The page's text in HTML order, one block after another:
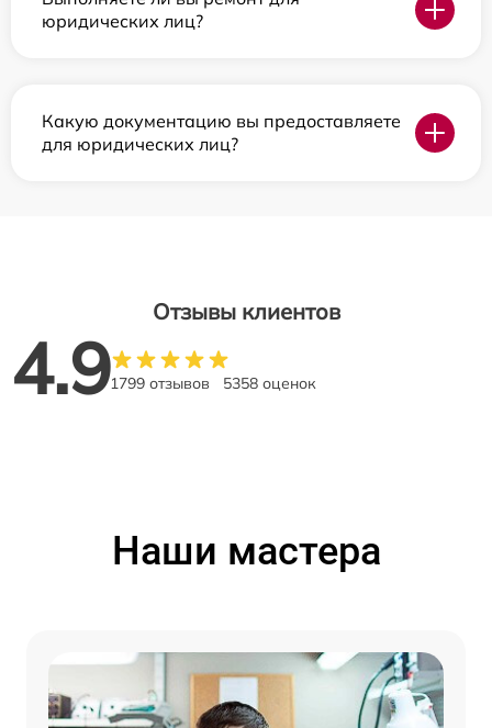
юридических лиц?
Какую документацию вы предоставляете
для юридических лиц?
Отзывы клиентов
4.91799 отзывов 5358 оценок
Наши мастера